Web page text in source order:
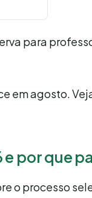
para
em agosto.
e por que
o processo